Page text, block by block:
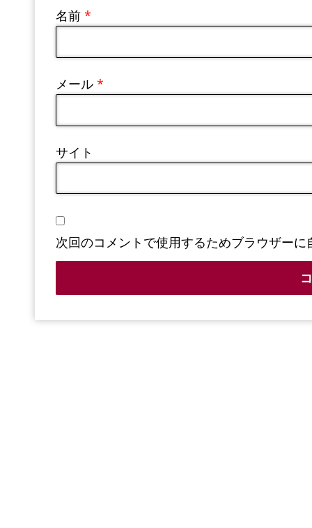
名前 *
メール *
サイト
次回のコメントで使用するためブラウザー